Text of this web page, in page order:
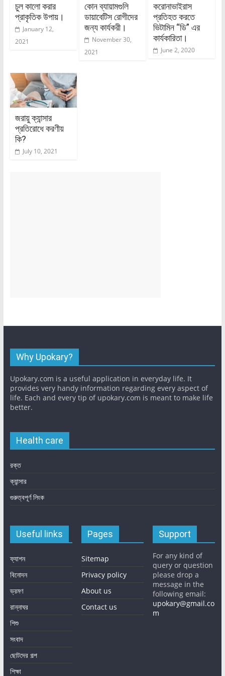
চুল কালো করার
প্রাকৃতিক উপায়।
January 12,
2021
কোন ব্যায়ামগুলি
ডায়াবেটিস রোগীদের
জন্য কার্যকরী।
November 30,
2021
করোনাভাইরাস
প্রতিহত করতে
ভিটামিন “ডি” এর
কার্যকারিতা।
June 2, 2020
জরায়ু ক্যান্সার
প্রতিরোধে করণীয়
কি?
July 10, 2021
Why Upokary?
Upokary.com is a useful application in everyday life. It
provides very handy information regarding every aspect of
life. Each and every tip of upokary.com is meant to make life
better.
Health care
রক্ত
ক্যান্সার
গুরুত্বপূর্ণ লিংক
Useful links
ফ্যাশন
বিনোদন
ভ্রমণ
রান্নাঘর
শিশু
সংবাদ
ছোটদের গল্প
শিক্ষা
Pages
Sitemap
Privacy policy
About us
Contact us
Support
For any kind of
query or question
please drop a
message in the
following email:
upokary@gmail.co
m